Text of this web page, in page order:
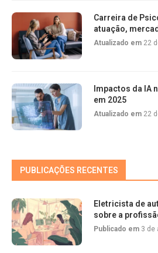
Carreira de
atuação,
Atualizado em 22
Impactos da IA
em 2025
Atualizado em 22
PUBLICAÇÕES RECENTES
Eletricista de
sobre a
Publicado em 3 de